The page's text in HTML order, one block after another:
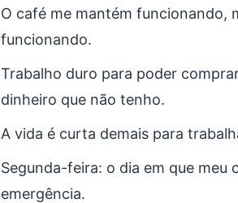
O café me mantém funcionando,
funcionando.
Trabalho duro para poder
dinheiro que não tenho.
A vida é curta demais para
Segunda-feira: o dia em que meu
emergência.